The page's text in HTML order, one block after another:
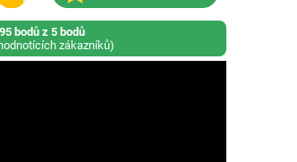
bodů z 5 bodů
zákazníků)